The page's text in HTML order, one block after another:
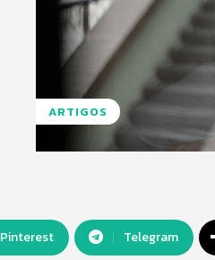
ARTIGOS
Pinterest Telegram